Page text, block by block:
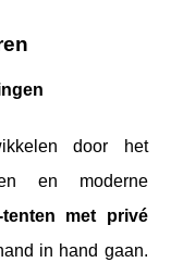
door het
en moderne
tenten met privé
in hand gaan.